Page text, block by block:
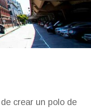
crear un polo de